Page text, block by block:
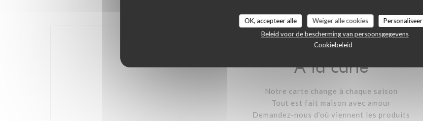
OK, accepteer alle Weiger alle cookies
Personaliseer
Beleid voor de bescherming van persoonsgegevens
Cookiebeleid
A la carte
Notre carte change à chaque saison
Tout est fait maison avec amour
Demandez-nous d’où viennent les produits